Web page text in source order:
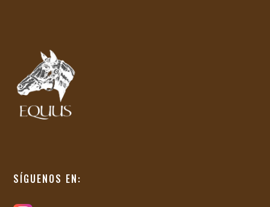
SÍGUENOS EN: